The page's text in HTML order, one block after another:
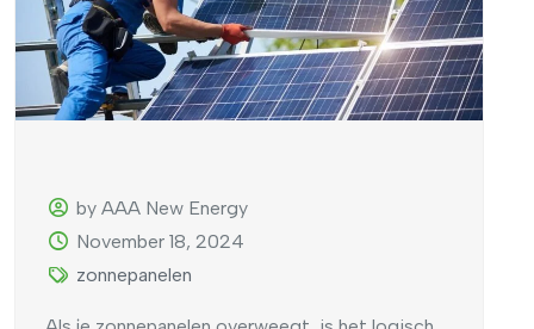
by AAA New Energy
November 18, 2024
zonnepanelen